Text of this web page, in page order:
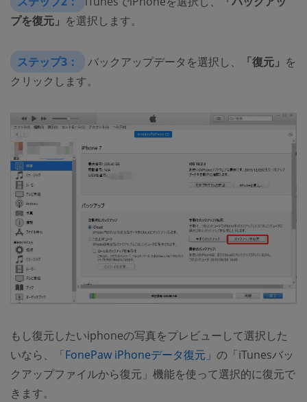
プを復元」 を選択します。
ステップ3： バックアップデータを選択し、 「復元」 を
クリックします。
もし復元したいiphoneの写真をプレビューして選択した
いなら、
「FonePaw iPhoneデータ復元」 の「iTunesバッ
クアップファイルから復元」機能を使って選択的に復元で
きます。